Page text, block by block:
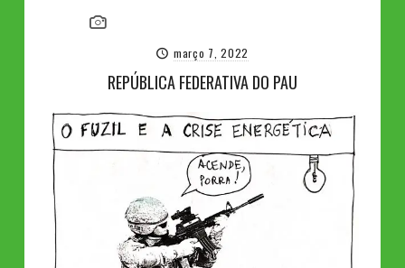
março 7, 2022
REPÚBLICA FEDERATIVA DO PAU